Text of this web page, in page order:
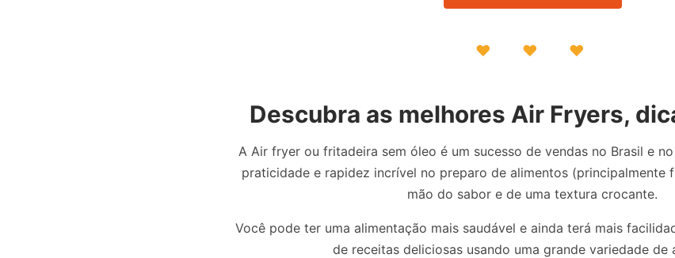
♥ ♥ ♥
Descubra as melhores Air Fryers,
A Air fryer ou fritadeira sem óleo é um sucesso de vendas no Brasil e
praticidade e rapidez incrível no preparo de alimentos (principalmente
mão do sabor e de uma textura crocante.
Você pode ter uma alimentação mais saudável e ainda terá mais
de receitas deliciosas usando uma grande variedade de